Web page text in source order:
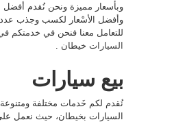
وبأسعار مميزة ونحن نُقدم أفضل
وأفضل الأسْعار لكسب وجذب عدد
للتعامل معنا فنحن في خدمتكم
السيارات خيطان .
بيع سيارات
نُقدم لكم خَدمات مختلفة ومتنوعة